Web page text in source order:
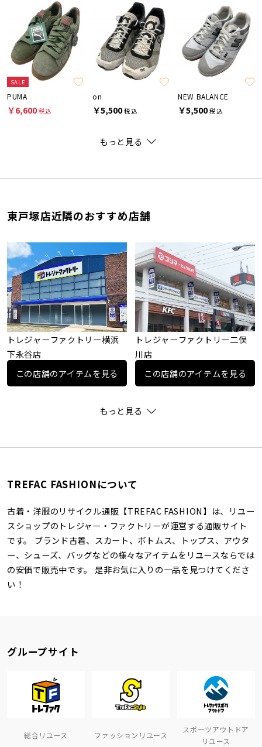
SALE
PUMA
￥6,600税込
on
￥5,500税込
NEW BALANCE
￥5,500税込
もっと見る
東戸塚店近隣のおすすめ店舗
トレジャーファクトリー横浜
下永谷店
この店舗のアイテムを見る
トレジャーファクトリー二俣
川店
この店舗のアイテムを見る
もっと見る
TREFAC FASHIONについて
古着・洋服のリサイクル通販【TREFAC FASHION】は、リユー
スショップのトレジャー・ファクトリーが運営する通販サイト
です。 ブランド古着、スカート、ボトムス、トップス、アウタ
ー、シューズ、バッグなどの様々なアイテムをリユースならでは
の安価で販売中です。 是非お気に入りの一品を見つけてくださ
い！
グループサイト
総合リユース ファッションリユース
スポーツアウトドア
リユース